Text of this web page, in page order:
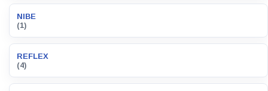
NIBE
(1)
REFLEX
(4)